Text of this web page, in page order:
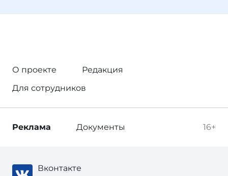
О проекте
Редакция
Для сотрудников
16+
Реклама Документы
Вконтакте